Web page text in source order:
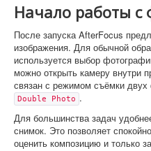
Начало работы с
После запуска AfterFocus
изображения. Для обычной
используется выбор
можно открыть камеру внутри
связан с режимом съёмки
Double Photo .
Для большинства задач
снимок. Это позволяет
оценить композицию и только